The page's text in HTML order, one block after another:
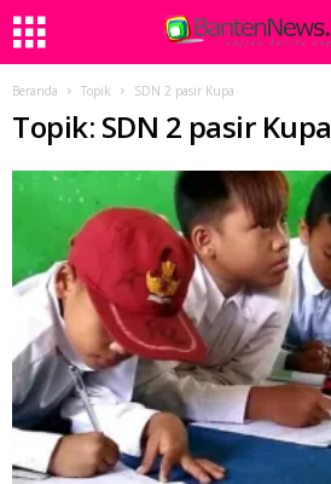
Beranda Topik SDN 2 pasir Kupa
Topik: SDN 2 pasir Kupa